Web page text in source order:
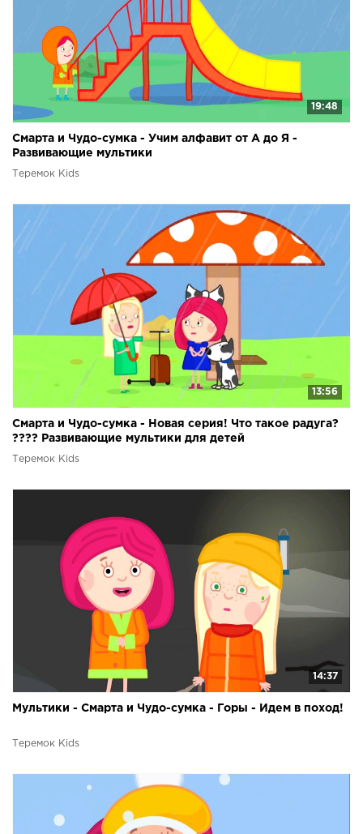
19:48
Смарта и Чудо-сумка - Учим алфавит от А до Я -
Развивающие мультики
Теремок Kids
13:56
Смарта и Чудо-сумка - Новая серия! Что такое радуга?
???? Развивающие мультики для детей
Теремок Kids
14:37
Мультики - Смарта и Чудо-сумка - Горы - Идем в поход!
Теремок Kids